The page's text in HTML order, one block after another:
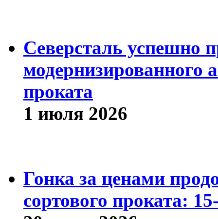
Северсталь успешно
модернизированного
проката
1 июля 2026
Гонка за ценами
сортового проката: